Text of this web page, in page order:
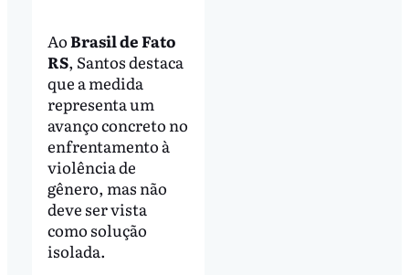
AoBrasil de Fato
RS, Santos destaca
que a medida
representa um
avanço concreto no
enfrentamento à
violência de
gênero, mas não
deve ser vista
como solução
isolada.